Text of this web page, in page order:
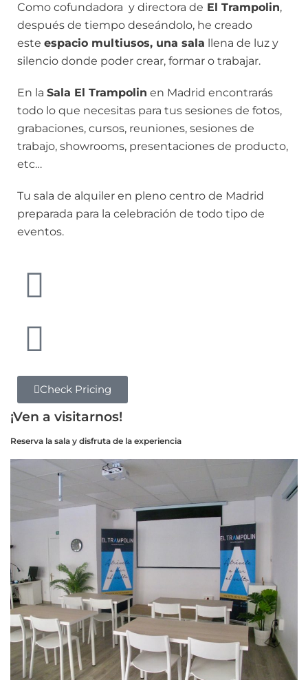
Como cofundadora y directora de El Trampolin,
después de tiempo deseándolo, he creado
este espacio multiusos, una sala llena de luz y
silencio donde poder crear, formar o trabajar.
En la Sala El Trampolin en Madrid encontrarás
todo lo que necesitas para tus sesiones de fotos,
grabaciones, cursos, reuniones, sesiones de
trabajo, showrooms, presentaciones de producto,
etc…
Tu sala de alquiler en pleno centro de Madrid
preparada para la celebración de todo tipo de
eventos.
Check Pricing
¡Ven a visitarnos!
Reserva la sala y disfruta de la experiencia